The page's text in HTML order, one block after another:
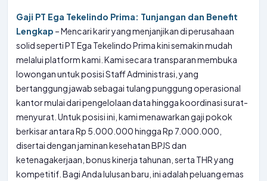
Gaji PT Ega Tekelindo Prima: Tunjangan dan Benefit
Lengkap – Mencari karir yang menjanjikan di perusahaan
solid seperti PT Ega Tekelindo Prima kini semakin mudah
melalui platform kami. Kami secara transparan membuka
lowongan untuk posisi Staff Administrasi, yang
bertanggung jawab sebagai tulang punggung operasional
kantor mulai dari pengelolaan data hingga koordinasi surat-
menyurat. Untuk posisi ini, kami menawarkan gaji pokok
berkisar antara Rp 5.000.000 hingga Rp 7.000.000,
disertai dengan jaminan kesehatan BPJS dan
ketenagakerjaan, bonus kinerja tahunan, serta THR yang
kompetitif. Bagi Anda lulusan baru, ini adalah peluang emas